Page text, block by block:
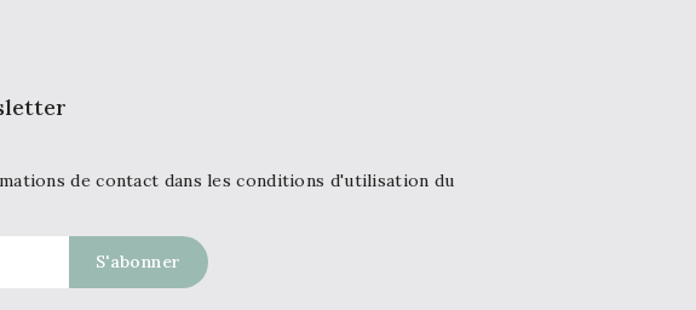
de contact dans les conditions d'utilisation du